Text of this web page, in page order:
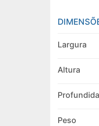
Largura
Altura
Peso